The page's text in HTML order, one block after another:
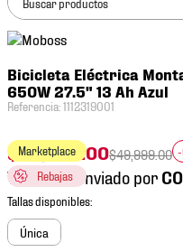
Bicicleta Eléctrica
650W 27.5" 13 Ah Azul
Referencia:1112319001
Marketplace
Rebajas
$ 24,999 .00$49,999.00 -
Vendido y enviado por
Única
BUSCADOS
1.
tenis mujer
3.
tenis
4.
tenis futbol
5.
jersey